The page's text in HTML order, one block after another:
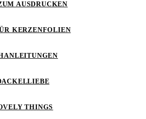
AUSDRUCKEN
KERZENFOLIEN
THINGS